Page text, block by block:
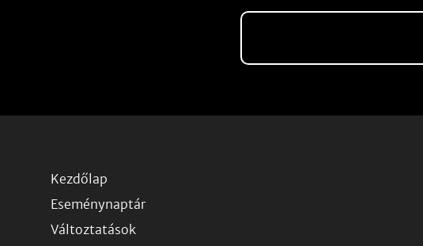
Kezdőlap
Eseménynaptár
Változtatások